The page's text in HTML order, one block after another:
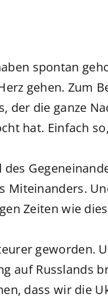
spontan
gehen. Zum
der die ganze
hat. Einfach
Miteinanders.
Zeiten wie
geworden.
auf Russlands
dass wir die